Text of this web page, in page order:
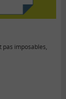
pas imposables,